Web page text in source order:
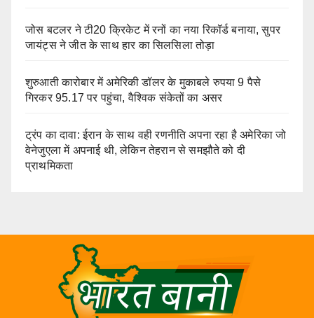
जोस बटलर ने टी20 क्रिकेट में रनों का नया रिकॉर्ड बनाया, सुपर
जायंट्स ने जीत के साथ हार का सिलसिला तोड़ा
शुरुआती कारोबार में अमेरिकी डॉलर के मुकाबले रुपया 9 पैसे
गिरकर 95.17 पर पहुंचा, वैश्विक संकेतों का असर
ट्रंप का दावा: ईरान के साथ वही रणनीति अपना रहा है अमेरिका जो
वेनेजुएला में अपनाई थी, लेकिन तेहरान से समझौते को दी
प्राथमिकता